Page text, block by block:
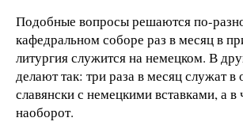
Подобные вопросы решаются по-
кафедральном соборе раз в месяц в
литургия служится на немецком. В
делают так: три раза в месяц служат
славянски с немецкими вставками, а в
наоборот.